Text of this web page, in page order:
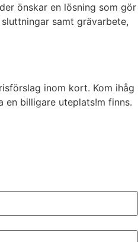
önskar en lösning som gör
samt grävarbete,
inom kort. Kom ihåg
billigare uteplats!m finns.